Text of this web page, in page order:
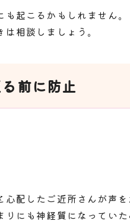
起こるかもしれません。
相談しましょう。
前に防止
心配したご近所さんが声
にも神経質になってい